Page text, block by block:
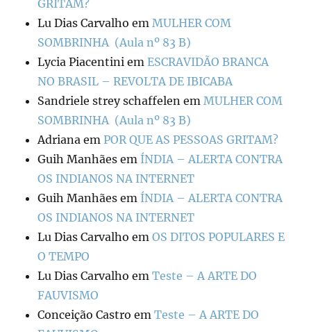
GRITAM?
Lu Dias Carvalho emMULHER COM
SOMBRINHA (Aula nº 83 B)
Lycia Piacentini emESCRAVIDÃO BRANCA
NO BRASIL – REVOLTA DE IBICABA
Sandriele strey schaffelen emMULHER COM
SOMBRINHA (Aula nº 83 B)
Adriana emPOR QUE AS PESSOAS GRITAM?
Guih Manhães em ÍNDIA – ALERTA CONTRA
OS INDIANOS NA INTERNET
Guih Manhães em ÍNDIA – ALERTA CONTRA
OS INDIANOS NA INTERNET
Lu Dias Carvalho emOS DITOS POPULARES E
O TEMPO
Lu Dias Carvalho emTeste – A ARTE DO
FAUVISMO
Conceição Castro emTeste – A ARTE DO